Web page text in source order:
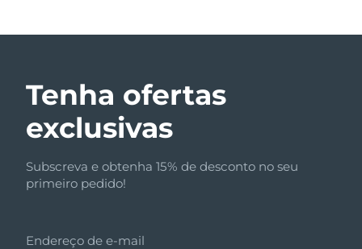
Tenha ofertas
exclusivas
Subscreva e obtenha 15% de desconto no seu
primeiro pedido!
Endereço de e-mail